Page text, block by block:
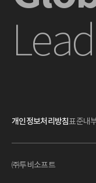
개인정보처리방침표준내
㈜투비소프트